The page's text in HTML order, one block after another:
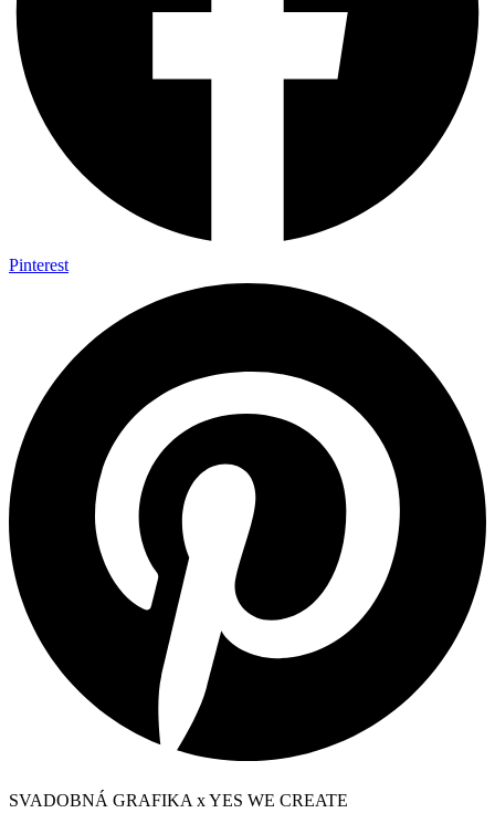
Pinterest
SVADOBNÁ GRAFIKA x YES WE CREATE